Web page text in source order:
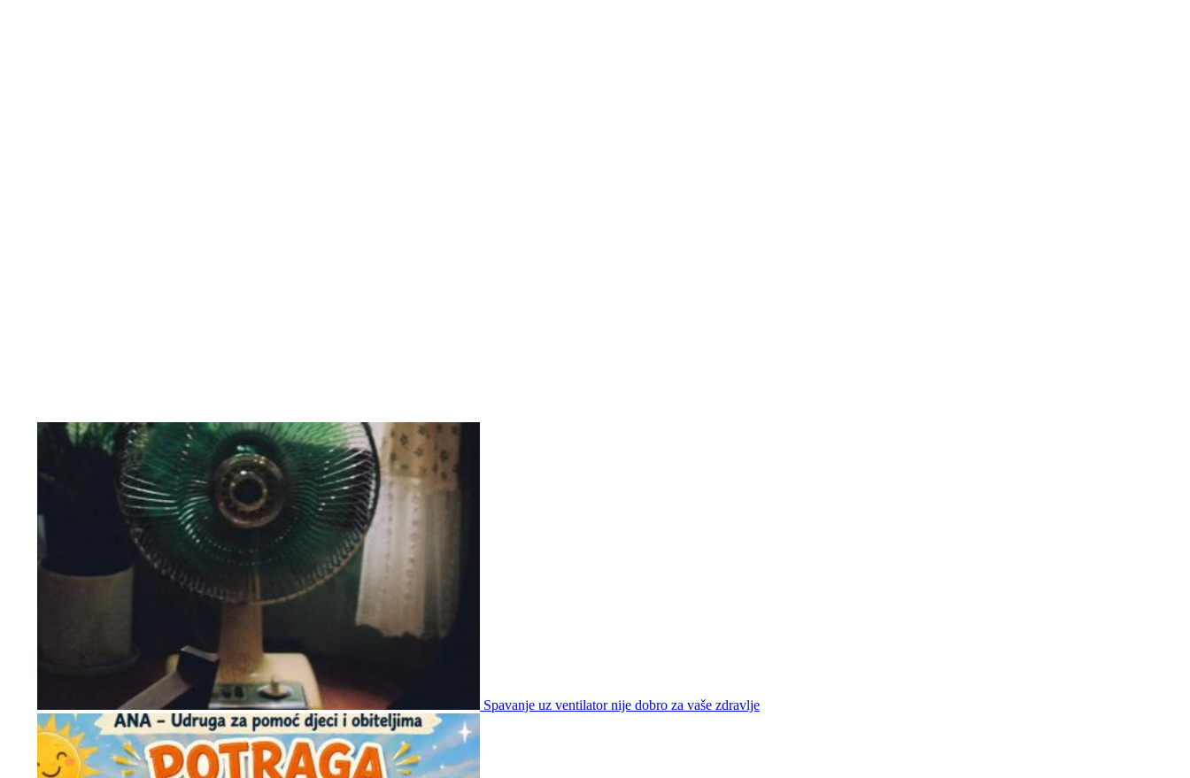
Spavanje uz ventilator nije dobro za vaše zdravlje